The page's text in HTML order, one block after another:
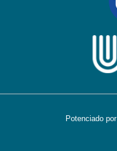
Potenciado por